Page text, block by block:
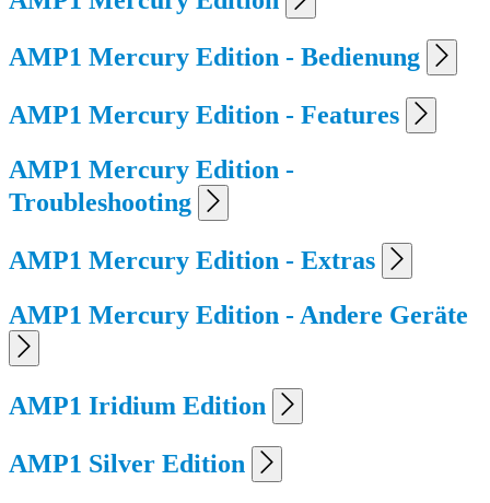
AMP1 Mercury Edition - Bedienung
AMP1 Mercury Edition - Features
AMP1 Mercury Edition -
Troubleshooting
AMP1 Mercury Edition - Extras
AMP1 Mercury Edition - Andere Geräte
AMP1 Iridium Edition
AMP1 Silver Edition